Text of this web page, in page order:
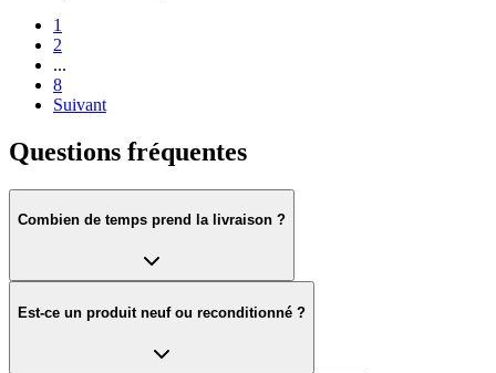
1
2
...
8
Suivant
Questions fréquentes
Combien de temps prend la livraison ?
Est-ce un produit neuf ou reconditionné ?